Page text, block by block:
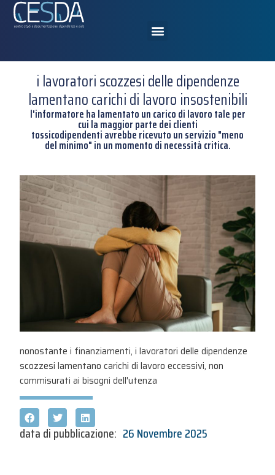
i lavoratori scozzesi delle dipendenze
lamentano carichi di lavoro insostenibili
l'informatore ha lamentato un carico di lavoro tale per
cui la maggior parte dei clienti
tossicodipendenti avrebbe ricevuto un servizio "meno
del minimo" in un momento di necessità critica.
nonostante i finanziamenti, i lavoratori delle dipendenze
scozzesi lamentano carichi di lavoro eccessivi, non
commisurati ai bisogni dell'utenza
data di pubblicazione: 26 Novembre 2025